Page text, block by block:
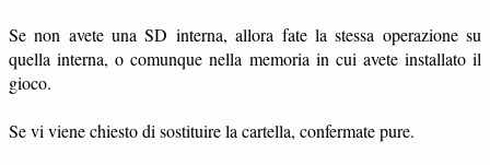
Se non avete una SD interna, allora fate la stessa operazione su
quella interna, o comunque nella memoria in cui avete installato il
gioco.
Se vi viene chiesto di sostituire la cartella, confermate pure.